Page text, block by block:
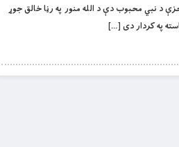
د نبي محبوب دې د الله منور په رڼا خالق جوړ
په کردار دی […]